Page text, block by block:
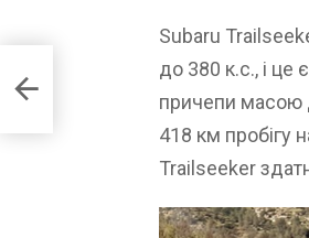
Subaru
до 380 к.с., і
причепи масою
418 км пробігу
Trailseeker